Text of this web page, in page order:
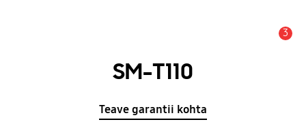
3
SM-T110
Teave garantii kohta